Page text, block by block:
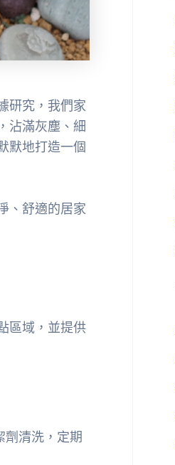
研究，我們家
沾滿灰塵、細
默地打造一個
、舒適的居家
區域，並提供
劑清洗，定期